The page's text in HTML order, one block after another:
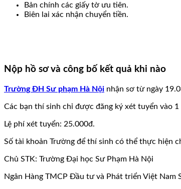
Bản chính các giấy tờ ưu tiên.
Biên lai xác nhận chuyển tiền.
Nộp hồ sơ và công bố kết quả khi nào
Trường ĐH Sư phạm Hà Nội nhận sơ từ ngày
Các bạn thí sinh chỉ được đăng ký xét tuyển vào 1
Lệ phí xét tuyển: 25.000đ.
Số tài khoản Trường để thí sinh có thể thực hiện
Chủ STK: Trường Đại học Sư Phạm Hà Nội
Ngân Hàng TMCP Đầu tư và Phát triển Việt Nam